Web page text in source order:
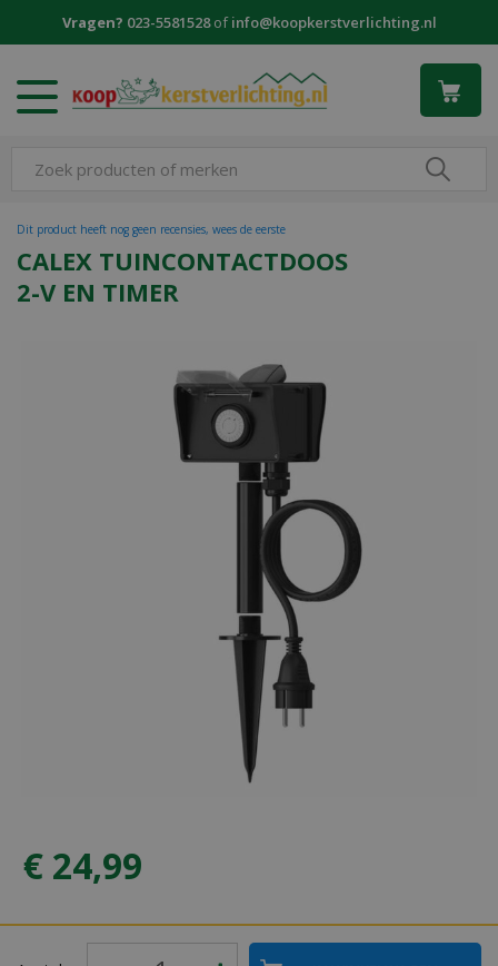
Vragen? 023-5581528ofinfo@koopkerstverlichting.nl
CALEX TUINCONTACTDOOS
2-V EN TIMER
Dit product heeft nog geen recensies, wees de eerste
€ 24,99